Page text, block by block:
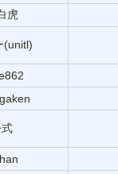
虎
(unitl)